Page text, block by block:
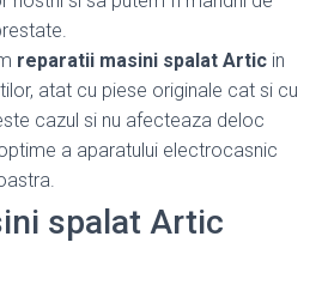
reparatii masini spalat Artic in
atat cu piese originale cat si cu
cazul si nu afecteaza deloc
a aparatului electrocasnic
spalat Artic